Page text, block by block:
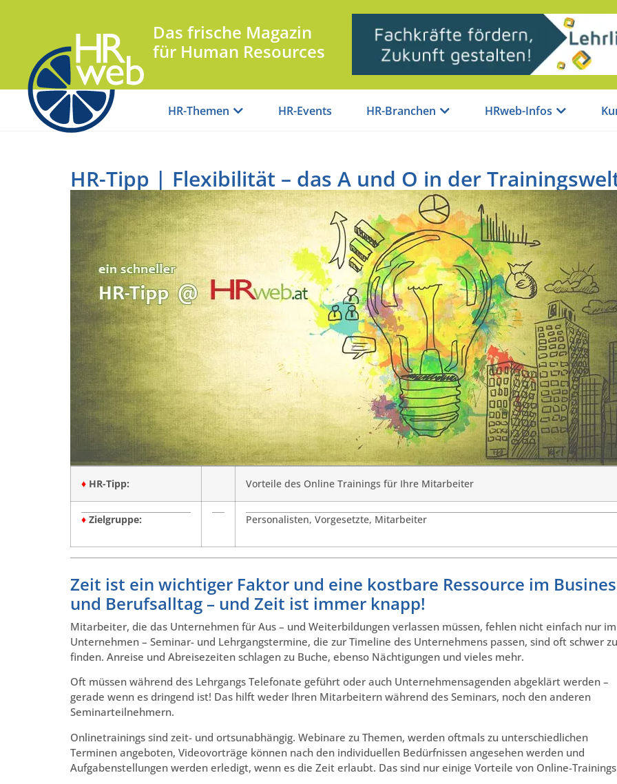
Das frische Magazin
für Human Resources
HR-Themen HR-Events HR-Branchen HRweb-Infos
HR-Tipp | Flexibilität – das A und O in der
♦ HR-Tipp: Vorteile des Online Trainings für Ihre Mitarbeiter
♦ Zielgruppe: Personalisten, Vorgesetzte, Mitarbeiter
Zeit ist ein wichtiger Faktor und eine kostbare Ressource im
und Berufsalltag – und Zeit ist immer knapp!
Mitarbeiter, die das Unternehmen für Aus – und Weiterbildungen verlassen müssen, fehlen nicht einfach nur im
Unternehmen – Seminar- und Lehrgangstermine, die zur Timeline des Unternehmens passen, sind oft schwer zu
finden. Anreise und Abreisezeiten schlagen zu Buche, ebenso Nächtigungen und vieles mehr.
Oft müssen während des Lehrgangs Telefonate geführt oder auch Unternehmensagenden abgeklärt werden –
gerade wenn es dringend ist! Das hilft weder Ihren Mitarbeitern während des Seminars, noch den anderen
Seminarteilnehmern.
Onlinetrainings sind zeit- und ortsunabhängig. Webinare zu Themen, werden oftmals zu unterschiedlichen
Terminen angeboten, Videovorträge können nach den individuellen Bedürfnissen angesehen werden und
Aufgabenstellungen werden erledigt, wenn es die Zeit erlaubt. Das sind nur einige Vorteile von Online-